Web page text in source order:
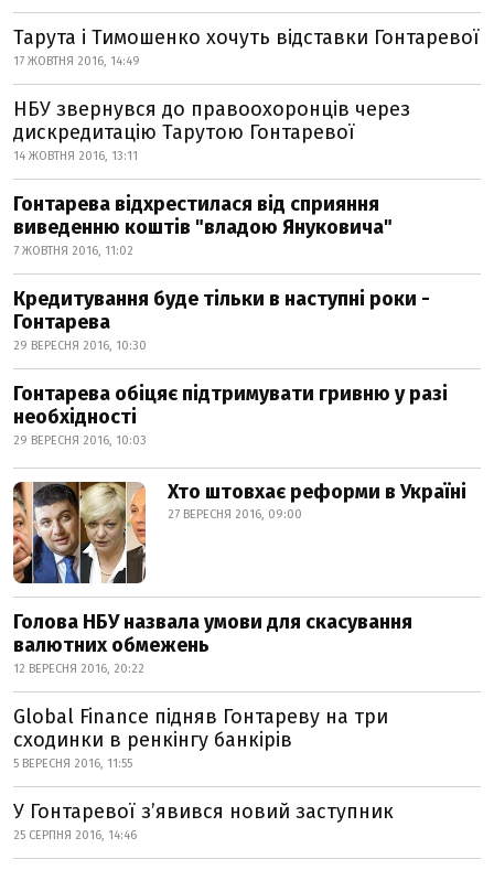
Тарута і Тимошенко хочуть відставки Гонтаревої
17 ЖОВТНЯ 2016, 14:49
НБУ звернувся до правоохоронців через
дискредитацію Тарутою Гонтаревої
14 ЖОВТНЯ 2016, 13:11
Гонтарева відхрестилася від сприяння
виведенню коштів "владою Януковича"
7 ЖОВТНЯ 2016, 11:02
Кредитування буде тільки в наступні роки -
Гонтарева
29 ВЕРЕСНЯ 2016, 10:30
Гонтарева обіцяє підтримувати гривню у разі
необхідності
29 ВЕРЕСНЯ 2016, 10:03
Хто штовхає реформи в Україні
27 ВЕРЕСНЯ 2016, 09:00
Голова НБУ назвала умови для скасування
валютних обмежень
12 ВЕРЕСНЯ 2016, 20:22
Global Finance підняв Гонтареву на три
сходинки в ренкінгу банкірів
5 ВЕРЕСНЯ 2016, 11:55
У Гонтаревої з’явився новий заступник
25 СЕРПНЯ 2016, 14:46